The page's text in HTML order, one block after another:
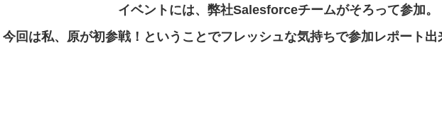
イベントには、弊社Salesforceチームがそろって参加。
今回は私、原が初参戦！ということでフレッシュな気持ちで参加レポート出